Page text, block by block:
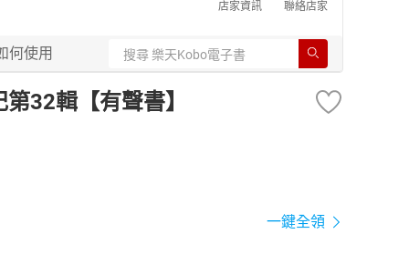
店家資訊 聯絡店家
何使用
32輯【有聲書】
一鍵全領